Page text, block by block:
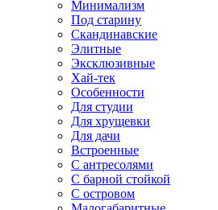
Минимализм
Под старину
Скандинавские
Элитные
Эксклюзивные
Хай-тек
Особенности
Для студии
Для хрущевки
Для дачи
Встроенные
С антресолями
С барной стойкой
С островом